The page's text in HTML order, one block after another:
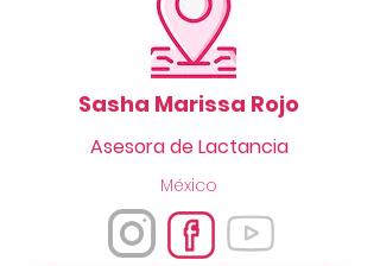
Sasha Marissa Rojo
Asesora de Lactancia
México